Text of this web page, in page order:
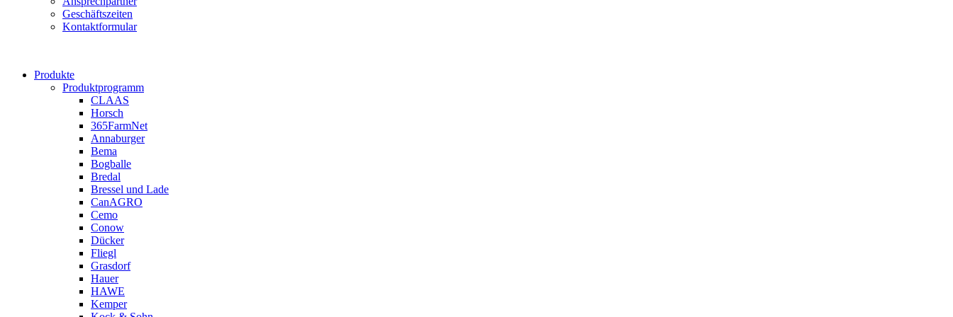
Geschäftszeiten
Kontaktformular
Produkte
Produktprogramm
CLAAS
Horsch
365FarmNet
Annaburger
Bema
Bogballe
Bredal
Bressel und Lade
CanAGRO
Cemo
Conow
Dücker
Fliegl
Grasdorf
Hauer
HAWE
Kemper